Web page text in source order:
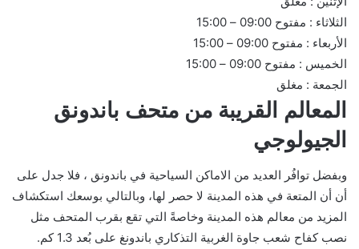
الثلاثاء : مفتوح 09:00 – 15:00
الأربعاء : مفتوح 09:00 – 15:00
الخميس : مفتوح 09:00 – 15:00
الجمعة : مغلق
المعالم القريبة من متحف باندونق
الجيولوجي
وبفضل توافُر العديد من الاماكن السياحية في باندونق ، فلا جدل على
أن أن المتعة في هذه المدينة لا حصر لها، وبالتالي بوسعك استكشاف
المزيد من معالم هذه المدينة وخاصةً التي تقع بقرب المتحف مثل
نصب كفاح شعب جاوة الغربية التذكاري باندونغ على بُعد 1.3 كم.